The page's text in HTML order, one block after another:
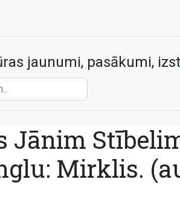
jaunumi, pasākumi,
Jānim
Mirklis.